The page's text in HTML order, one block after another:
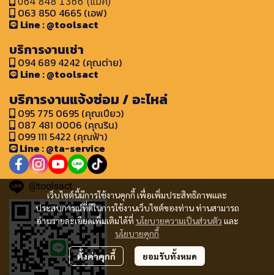
เว็บไซต์นี้มีการใช้งานคุกกี้ เพื่อเพิ่มประสิทธิภาพและ
ประสบการณ์ที่ดีในการใช้งานเว็บไซต์ของท่าน ท่านสามารถ
อ่านรายละเอียดเพิ่มเติมได้ที่ นโยบายความเป็นส่วนตัว และ
นโยบายคุกกี้
ตั้งค่าคุกกี้ ยอมรับทั้งหมด
063 850 4665 (เอฟ)
Line : @toolsact
บริการงานเช่า
094 689 4242 (คุณต่าย)
Line : @toolsact
บริการงานแจ้งซ่อม / อะไหล่
095 775 0695 (คุณเปียว)
087 481 0006 (คุณริน)
099 111 5422 (คุณฟ้า)
Line : @ta-service
@toolsact